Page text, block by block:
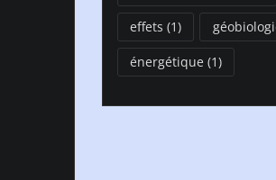
effets (1)
énergétique (1)